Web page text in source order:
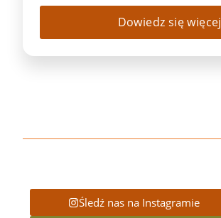
Dowiedz się więcej
Śledź nas na Instagramie